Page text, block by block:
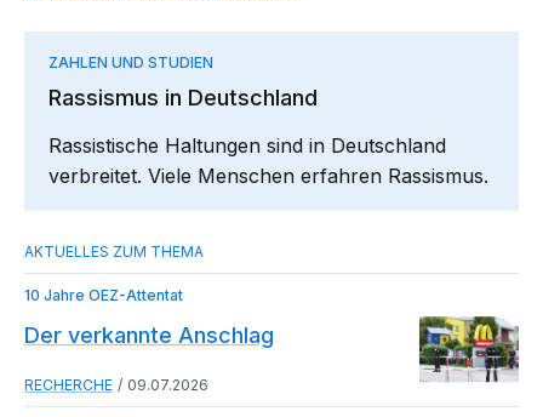
ZAHLEN UND STUDIEN
Rassismus in Deutschland
Rassistische Haltungen sind in Deutschland
verbreitet. Viele Menschen erfahren Rassismus.
10 Jahre OEZ-Attentat
Der verkannte Anschlag
RECHERCHE 09.07.2026